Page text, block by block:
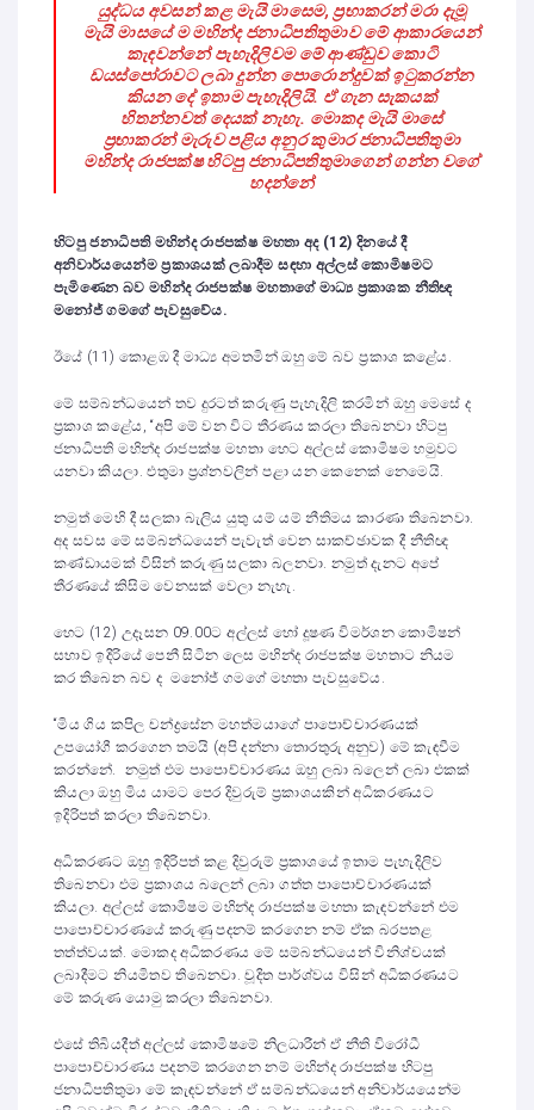
යුද්ධය අවසන් කළ මැයි මාසෙම, ප්‍රභාකරන් මරා දැමූ
මැයි මාසයේ ම මහින්ද ජනාධිපතිතුමාව මේ ආකාරයෙන්
කැඳවන්නේ පැහැදිලිවම මේ ආණ්ඩුව කොටි
ඩයස්පෝරාවට ලබා දුන්න පොරොන්දුවක් ඉටුකරන්න
කියන දේ ඉතාම පැහැදිලියි. ඒ ගැන සැකයක්
හිතන්නවත් දෙයක් නැහැ. මොකද මැයි මාසේ
ප්‍රභාකරන් මැරුව පළිය අනුර කුමාර ජනාධිපතිතුමා
මහින්ද රාජපක්ෂ හිටපු ජනාධිපතිතුමාගෙන් ගන්න වගේ
හදන්නේ
හිටපු ජනාධිපති මහින්ද රාජපක්ෂ මහතා අද (12) දිනයේ දී
අනිවාර්යයෙන්ම ප්‍රකාශයක් ලබාදීම සඳහා අල්ලස් කොමිෂමට
පැමිණෙන බව මහින්ද රාජපක්ෂ මහතාගේ මාධ්‍ය ප්‍රකාශක නීතිඥ
මනෝජ් ගමගේ පැවසුවේය.
ඊයේ (11) කොළඹ දී මාධ්‍ය අමතමින් ඔහු මේ බව ප්‍රකාශ කළේය.
මේ සම්බන්ධයෙන් තව දුරටත් කරුණු පැහැදිලි කරමින් ඔහු මෙසේ ද
ප්‍රකාශ කළේය, “අපි මේ වන විට තීරණය කරලා තිබෙනවා හිටපු
ජනාධිපති මහින්ද රාජපක්ෂ මහතා හෙට අල්ලස් කොමිෂම හමුවට
යනවා කියලා. එතුමා ප්‍රශ්නවලින් පළා යන කෙනෙක් නෙමෙයි.
නමුත් මෙහි දී සලකා බැලිය යුතු යම් යම් නීතිමය කාරණා තිබෙනවා.
අද සවස මේ සම්බන්ධයෙන් පැවැත් වෙන සාකච්ඡාවක දී නීතිඥ
කණ්ඩායමක් විසින් කරුණු සලකා බලනවා. නමුත් දැනට අපේ
තීරණයේ කිසිම වෙනසක් වෙලා නැහැ.
හෙට (12) උදෑසන 09.00ට අල්ලස් හෝ දූෂණ විමර්ශන කොමිෂන්
සභාව ඉදිරියේ පෙනී සිටින ලෙස මහින්ද රාජපක්ෂ මහතාට නියම
කර තිබෙන බව ද මනෝජ් ගමගේ මහතා පැවසුවේය.
“මිය ගිය කපිල චන්ද්‍රසේන මහත්මයාගේ පාපොච්චාරණයක්
උපයෝගී කරගෙන තමයි (අපි දන්නා තොරතුරු අනුව) මේ කැඳවීම
කරන්නේ. නමුත් එම පාපොච්චාරණය ඔහු ලබා බලෙන් ලබා එකක්
කියලා ඔහු මිය යාමට පෙර දිවුරුම් ප්‍රකාශයකින් අධිකරණයට
ඉදිරිපත් කරලා තිබෙනවා.
අධිකරණට ඔහු ඉදිරිපත් කළ දිවුරුම් ප්‍රකාශයේ ඉතාම පැහැදිලිව
තිබෙනවා එම ප්‍රකාශය බලෙන් ලබා ගත්ත පාපොච්චාරණයක්
කියලා. අල්ලස් කොමිෂම මහින්ද රාජපක්ෂ මහතා කැඳවන්නේ එම
පාපොච්චාරණයේ කරුණු පදනම් කරගෙන නම් ඒක බරපතළ
තත්ත්වයක්. මොකද අධිකරණය මේ සම්බන්ධයෙන් විනිශ්චයක්
ලබාදීමට නියමිතව තිබෙනවා. චූදිත පාර්ශ්වය විසින් අධිකරණයට
මේ කරුණ යොමු කරලා තිබෙනවා.
එසේ තිබියදීත් අල්ලස් කොමිෂමේ නිලධාරීන් ඒ නීති විරෝධී
පාපොච්චාරණය පදනම් කරගෙන නම් මහින්ද රාජපක්ෂ හිටපු
ජනාධිපතිතුමා මේ කැඳවන්‌නේ ඒ සම්බන්ධයෙන් අනිවාර්යයෙන්ම